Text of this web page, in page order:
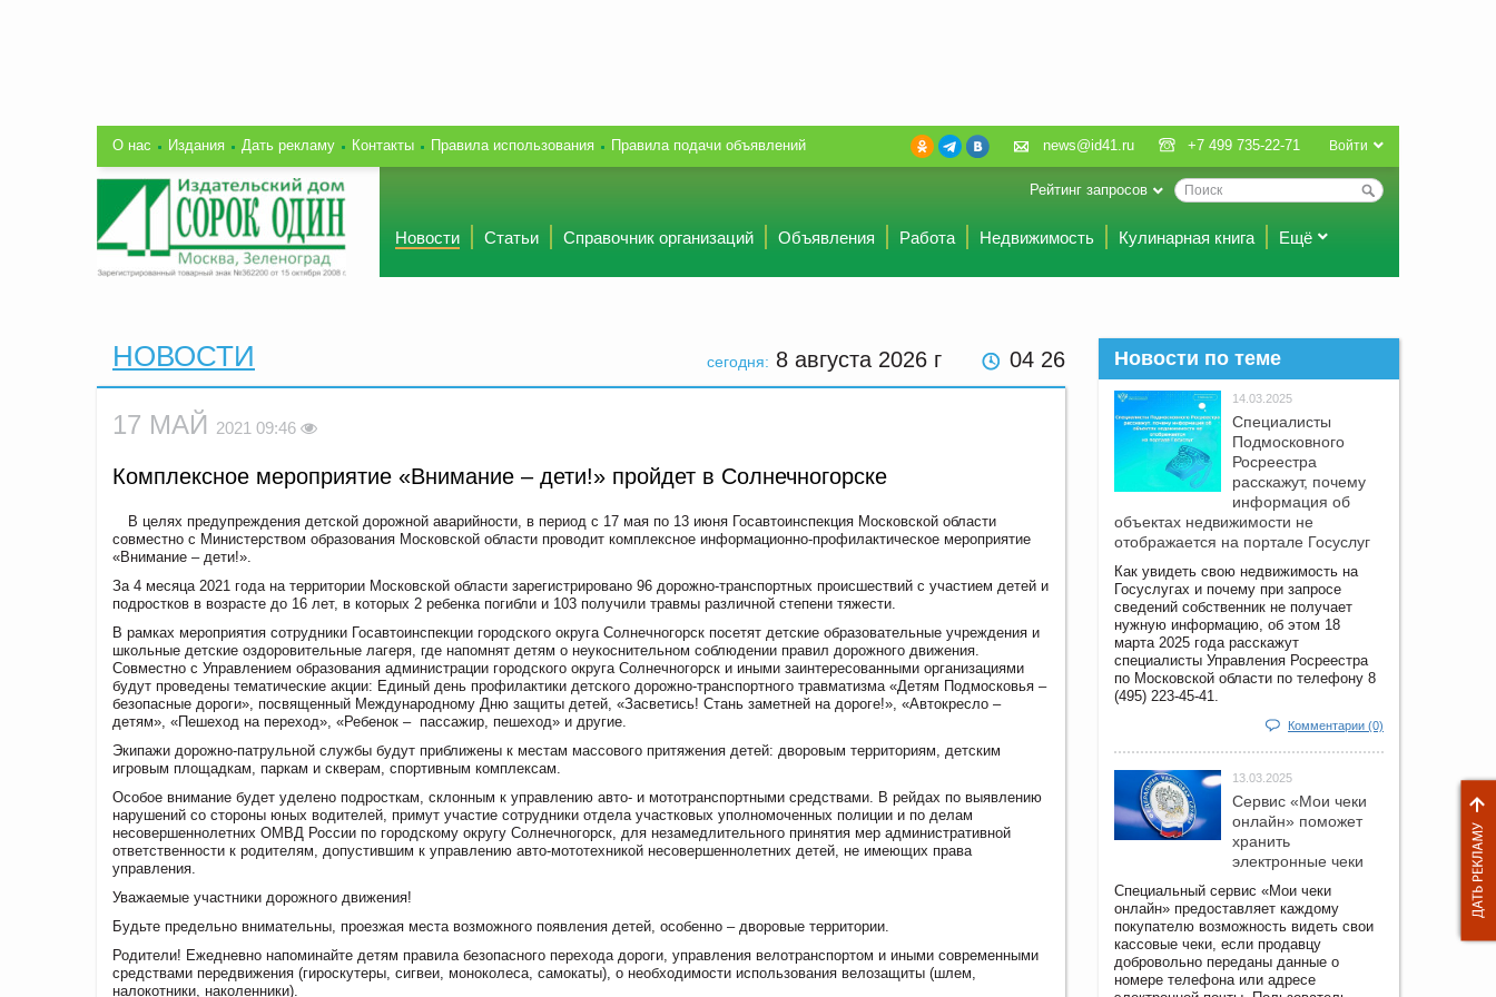
О нас Издания Дать рекламу Контакты Правила использования Правила подачи объявлений Войти
news@id41.ru +7 499 735-22-71
Рейтинг запросов
Новости Статьи Справочник организаций Объявления Работа Недвижимость Кулинарная книга Ещё
сегодня: 8 августа 2026 г 04:26
НОВОСТИ
17 МАЙ 2021 09:46
Комплексное мероприятие «Внимание – дети!» пройдет в Солнечногорске
В целях предупреждения детской дорожной аварийности, в период с 17 мая по 13 июня Госавтоинспекция Московской области
совместно с Министерством образования Московской области проводит комплексное информационно-профилактическое мероприятие
«Внимание – дети!».
За 4 месяца 2021 года на территории Московской области зарегистрировано 96 дорожно-транспортных происшествий с участием детей и
подростков в возрасте до 16 лет, в которых 2 ребенка погибли и 103 получили травмы различной степени тяжести.
В рамках мероприятия сотрудники Госавтоинспекции городского округа Солнечногорск посетят детские образовательные учреждения и
школьные детские оздоровительные лагеря, где напомнят детям о неукоснительном соблюдении правил дорожного движения.
Совместно с Управлением образования администрации городского округа Солнечногорск и иными заинтересованными организациями
будут проведены тематические акции: Единый день профилактики детского дорожно-транспортного травматизма «Детям Подмосковья –
безопасные дороги», посвященный Международному Дню защиты детей, «Засветись! Стань заметней на дороге!», «Автокресло –
детям», «Пешеход на переход», «Ребенок – пассажир, пешеход» и другие.
Экипажи дорожно-патрульной службы будут приближены к местам массового притяжения детей: дворовым территориям, детским
игровым площадкам, паркам и скверам, спортивным комплексам.
Особое внимание будет уделено подросткам, склонным к управлению авто- и мототранспортными средствами. В рейдах по выявлению
нарушений со стороны юных водителей, примут участие сотрудники отдела участковых уполномоченных полиции и по делам
несовершеннолетних ОМВД России по городскому округу Солнечногорск, для незамедлительного принятия мер административной
ответственности к родителям, допустившим к управлению авто-мототехникой несовершеннолетних детей, не имеющих права
управления.
Уважаемые участники дорожного движения!
Будьте предельно внимательны, проезжая места возможного появления детей, особенно – дворовые территории.
Родители! Ежедневно напоминайте детям правила безопасного перехода дороги, управления велотранспортом и иными современными
средствами передвижения (гироскутеры, сигвеи, моноколеса, самокаты), о необходимости использования велозащиты (шлем,
налокотники, наколенники).
Новости по теме
14.03.2025
Специалисты
Подмосковного
Росреестра
расскажут, почему
информация об
объектах недвижимости не
отображается на портале Госуслуг
Как увидеть свою недвижимость на
Госуслугах и почему при запросе
сведений собственник не получает
нужную информацию, об этом 18
марта 2025 года расскажут
специалисты Управления Росреестра
по Московской области по телефону 8
(495) 223-45-41.
Комментарии (0)
13.03.2025
Сервис «Мои чеки
онлайн» поможет
хранить
электронные чеки
Специальный сервис «Мои чеки
онлайн» предоставляет каждому
покупателю возможность видеть свои
кассовые чеки, если продавцу
добровольно переданы данные о
номере телефона или адресе